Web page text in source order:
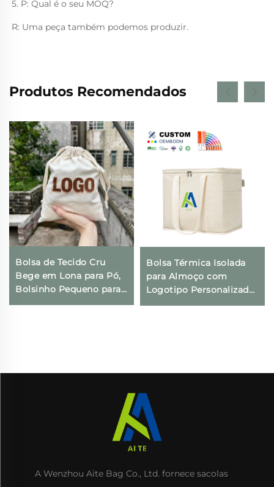
5. P: Qual é o seu MOQ?
R: Uma peça também podemos produzir.
Produtos Recomendados
Bolsa de Tecido Cru
Bege em Lona para Pó,
Bolsinho Pequeno para
Presentes com
Bolsa Térmica Isolada
para Almoço com
Logotipo Personalizado,
A Wenzhou Aite Bag Co., Ltd. fornece sacolas